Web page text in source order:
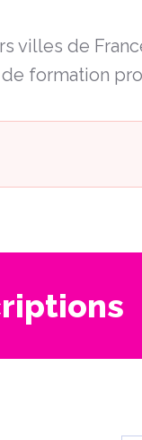
villes de
formation